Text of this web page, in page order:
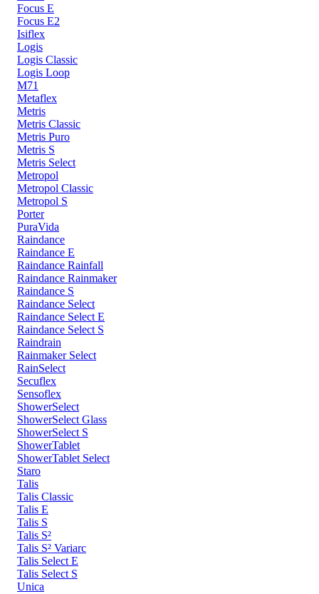
Focus E
Focus E2
Isiflex
Logis
Logis Classic
Logis Loop
M71
Metaflex
Metris
Metris Classic
Metris Puro
Metris S
Metris Select
Metropol
Metropol Classic
Metropol S
Porter
PuraVida
Raindance
Raindance E
Raindance Rainfall
Raindance Rainmaker
Raindance S
Raindance Select
Raindance Select E
Raindance Select S
Raindrain
Rainmaker Select
RainSelect
Secuflex
Sensoflex
ShowerSelect
ShowerSelect Glass
ShowerSelect S
ShowerTablet
ShowerTablet Select
Staro
Talis
Talis Classic
Talis E
Talis S
Talis S²
Talis S² Variarc
Talis Select E
Talis Select S
Unica